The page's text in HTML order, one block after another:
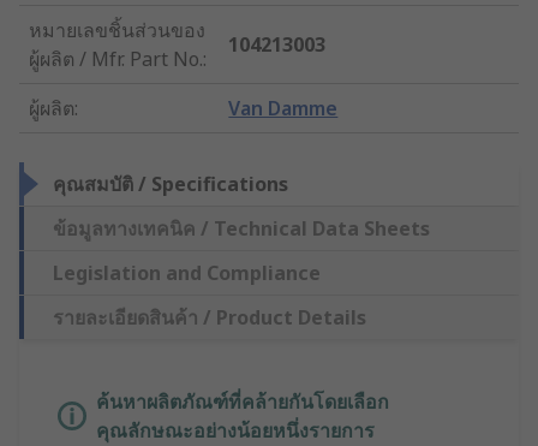
หมายเลขชิ้นส่วนของ
ผู้ผลิต / Mfr. Part No.:
104213003
ผู้ผลิต: Van Damme
คุณสมบัติ / Specifications
ข้อมูลทางเทคนิค / Technical Data Sheets
Legislation and Compliance
รายละเอียดสินค้า / Product Details
ค้นหาผลิตภัณฑ์ที่คล้ายกันโดยเลือก
คุณลักษณะอย่างน้อยหนึ่งรายการ